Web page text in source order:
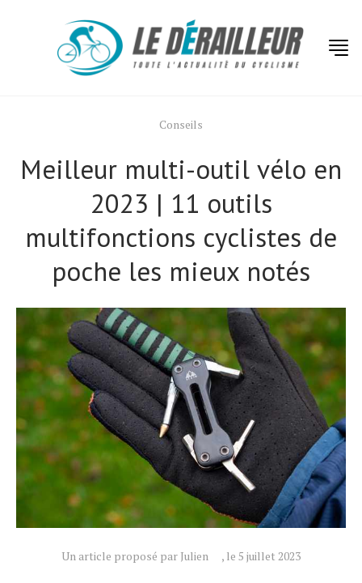
Conseils
Meilleur multi-outil vélo en
2023 | 11 outils
multifonctions cyclistes de
poche les mieux notés
Un article proposé par Julien , le 5 juillet 2023